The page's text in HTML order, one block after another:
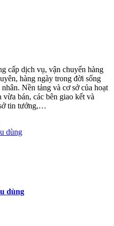
cấp dịch vụ, vận chuyển hàng
hàng ngày trong đời sống
Nền tảng và cơ sở của hoạt
bán, các bên giao kết và
tin tưởng,…
dùng